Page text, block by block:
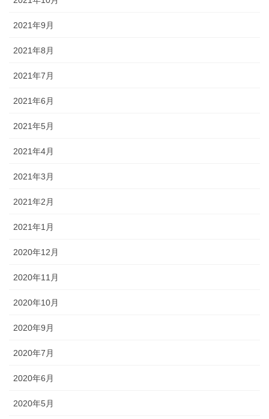
2021年9月
2021年8月
2021年7月
2021年6月
2021年5月
2021年4月
2021年3月
2021年2月
2021年1月
2020年12月
2020年11月
2020年10月
2020年9月
2020年7月
2020年6月
2020年5月